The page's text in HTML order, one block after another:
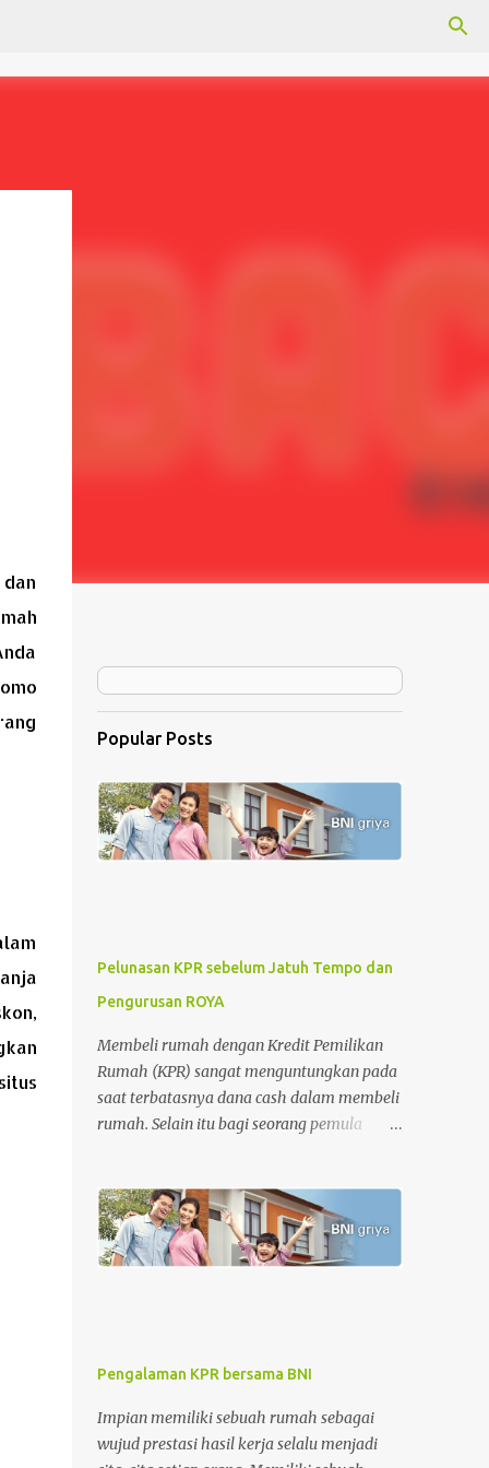
Popular Posts
Pelunasan KPR sebelum Jatuh Tempo dan
Pengurusan ROYA
Membeli rumah dengan Kredit Pemilikan
Rumah (KPR) sangat menguntungkan pada
saat terbatasnya dana cash dalam membeli
rumah. Selain itu bagi seorang pemula
pengurusan surat-surat rumah. Tetapi di sisi
lain, KPR juga memberikan beban pada
nasabah setiap bulannya dimana nasabah
besaran biaya bunga lebih besar dari biaya
pokok KPR itu sendiri. Tahap awal KPR
adalah tahap-tahap melatih kesabaran.
Pengalaman KPR bersama BNI
Impian memiliki sebuah rumah sebagai
wujud prestasi hasil kerja selalu menjadi